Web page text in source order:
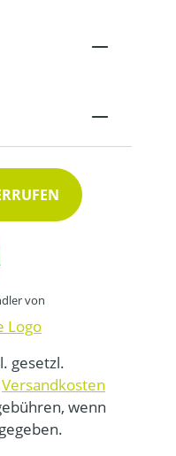
von
gesetzl.
Versandkosten
wenn